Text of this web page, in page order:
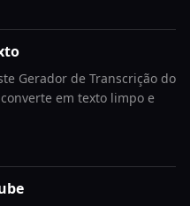
Gerador de Transcrição do
em texto limpo e